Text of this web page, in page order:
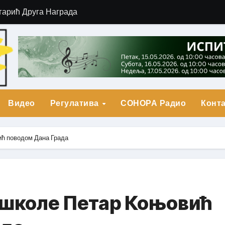
Прва награда
Видео Регулатива СОНОРА Радио
поводом Дана Града
Петар Коњовић